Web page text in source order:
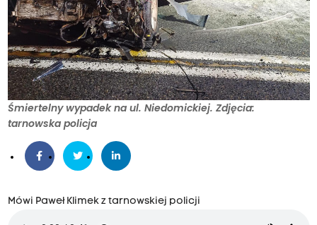
Śmiertelny wypadek na ul. Niedomickiej. Zdjęcia:
tarnowska policja
Mówi Paweł Klimek z tarnowskiej policji